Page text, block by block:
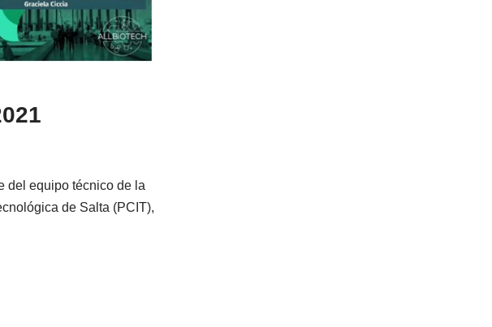
del equipo técnico de la
de Salta (PCIT),